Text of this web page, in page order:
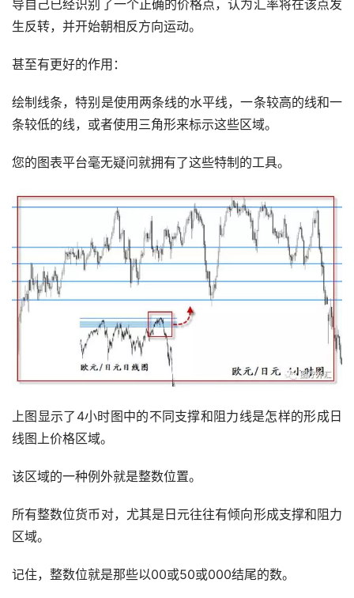
导自己已经识别了一个正确的价格点，认为汇率将在该点发
生反转，并开始朝相反方向运动。
甚至有更好的作用：
绘制线条，特别是使用两条线的水平线，一条较高的线和一
条较低的线，或者使用三角形来标示这些区域。
您的图表平台毫无疑问就拥有了这些特制的工具。
上图显示了4小时图中的不同支撑和阻力线是怎样的形成日
线图上价格区域。
该区域的一种例外就是整数位置。
所有整数位货币对，尤其是日元往往有倾向形成支撑和阻力
区域。
记住，整数位就是那些以00或50或000结尾的数。